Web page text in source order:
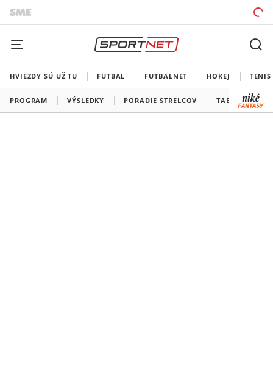
HVIEZDY SÚ UŽ TU FUTBAL FUTBALNET HOKEJ TENIS
PROGRAM VÝSLEDKY PORADIE STRELCOV TABUĽKY A